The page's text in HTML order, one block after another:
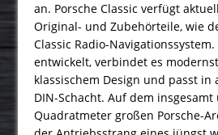
an. Porsche Classic verfügt
Original- und Zubehörteile, wie
Classic Radio-
entwickelt, verbindet es
klassischem Design und passt in
DIN-Schacht. Auf dem insgesamt
Quadratmeter großen Porsche-